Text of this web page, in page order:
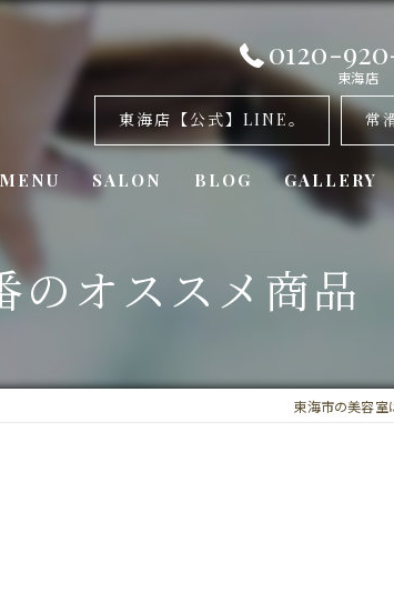
0120-
東海店
東海店【公式】LINE。 常
MENU SALON
美容室・カナリア 常滑店
BLOG GALLERY
のオススメ商品
東海市の美容室